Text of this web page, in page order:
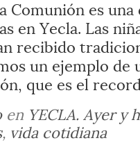
Comunión es
en Yecla. Las
recibido
un ejemplo de
que es el
en YECLA. Ayer y
, vida cotidiana